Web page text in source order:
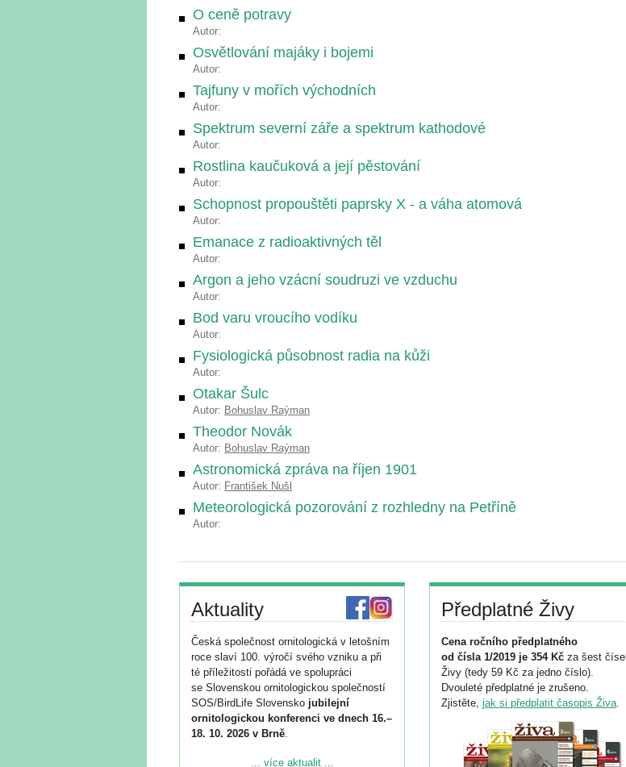
O ceně potravy
Autor:
Osvětlování majáky i bojemi
Autor:
Tajfuny v mořích východních
Autor:
Spektrum severní záře a spektrum kathodové
Autor:
Rostlina kaučuková a její pěstování
Autor:
Schopnost propouštěti paprsky X - a váha atomová
Autor:
Emanace z radioaktivných těl
Autor:
Argon a jeho vzácní soudruzi ve vzduchu
Autor:
Bod varu vroucího vodíku
Autor:
Fysiologická působnost radia na kůži
Autor:
Otakar Šulc
Autor: Bohuslav Raýman
Theodor Novák
Autor: Bohuslav Raýman
Astronomická zpráva na říjen 1901
Autor: František Nušl
Meteorologická pozorování z rozhledny na Petříně
Autor:
Aktuality
Česká společnost ornitologická v letošním
roce slaví 100. výročí svého vzniku a při
té příležitosti pořádá ve spolupráci
se Slovenskou ornitologickou společností
SOS/BirdLife Slovensko jubilejní
ornitologickou konferenci ve dnech 16.–
18. 10. 2026 v Brně.
Podrobnější informace ke konferenci
... více aktualit ...
Předplatné Živy
Cena ročního předplatného
od čísla 1/2019 je 354 Kč za šest čísel
Živy (tedy 59 Kč za jedno číslo).
Dvouleté předplatné je zrušeno.
Zjistěte, jak si předplatit časopis Živa.